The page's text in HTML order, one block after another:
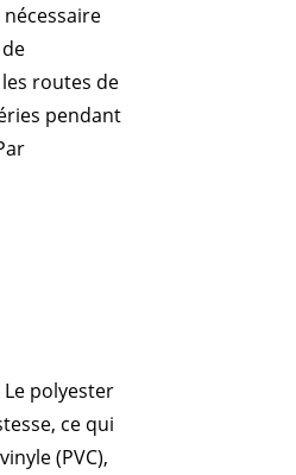
routes de
pendant
polyester
ce qui
(PVC),